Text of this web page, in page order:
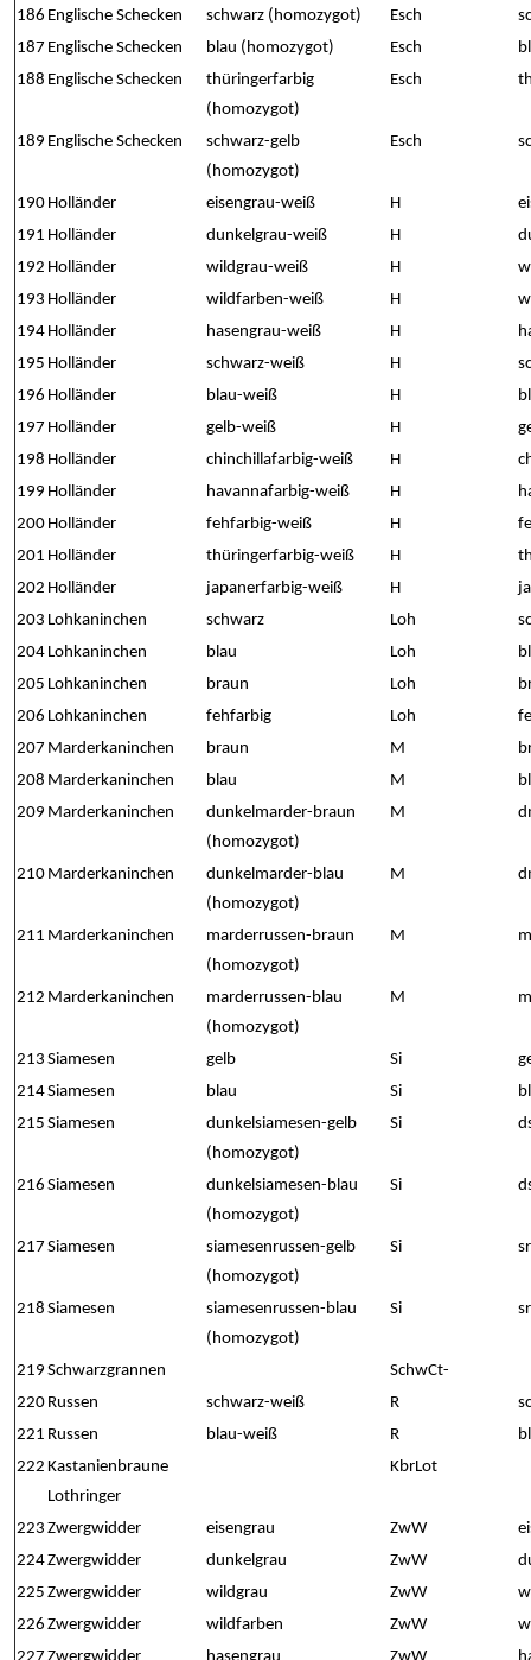
186 Englische Schecken schwarz (homozygot) Esch
187 Englische Schecken blau (homozygot) Esch
188 Englische Schecken
thüringerfarbig
(homozygot)
Esch
189 Englische Schecken
schwarz-gelb
(homozygot)
Esch
190 Holländer eisengrau-weiß H
191 Holländer dunkelgrau-weiß H
192 Holländer wildgrau-weiß H
193 Holländer wildfarben-weiß H
194 Holländer hasengrau-weiß H
195 Holländer schwarz-weiß H
196 Holländer blau-weiß H
197 Holländer gelb-weiß H
198 Holländer chinchillafarbig-weiß H
199 Holländer havannafarbig-weiß H
200 Holländer fehfarbig-weiß H
201 Holländer thüringerfarbig-weiß H
202 Holländer japanerfarbig-weiß H
203 Lohkaninchen schwarz Loh
204 Lohkaninchen blau Loh
205 Lohkaninchen braun Loh
206 Lohkaninchen fehfarbig Loh
207 Marderkaninchen braun M
208 Marderkaninchen blau M
209 Marderkaninchen
dunkelmarder-braun
(homozygot)
M
210 Marderkaninchen
dunkelmarder-blau
(homozygot)
M
211 Marderkaninchen
marderrussen-braun
(homozygot)
M
212 Marderkaninchen
marderrussen-blau
(homozygot)
M
213 Siamesen gelb Si
214Siamesen blau Si
215 Siamesen
dunkelsiamesen-gelb
(homozygot)
Si
216 Siamesen
dunkelsiamesen-blau
(homozygot)
Si
217 Siamesen
siamesenrussen-gelb
(homozygot)
Si
218 Siamesen
siamesenrussen-blau
(homozygot)
Si
219 Schwarzgrannen
SchwCt-
220 Russen schwarz-weiß R
221 Russen blau-weiß R
222 Kastanienbraune
Lothringer
KbrLot
223 Zwergwidder eisengrau ZwW
224Zwergwidder dunkelgrau ZwW
225 Zwergwidder wildgrau ZwW
226 Zwergwidder wildfarben ZwW